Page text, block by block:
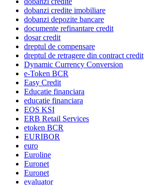
dobanzi credite imobiliare
dobanzi depozite bancare
documente refinantare credit
dosar credit
dreptul de compensare
dreptul de retragere din contract credit
Dynamic Currency Conversion
e-Token BCR
Easy Credit
Educatie financiara
educatie financiara
EOS KSI
ERB Retail Services
etoken BCR
EURIBOR
euro
Euroline
Euronet
Euronet
evaluator